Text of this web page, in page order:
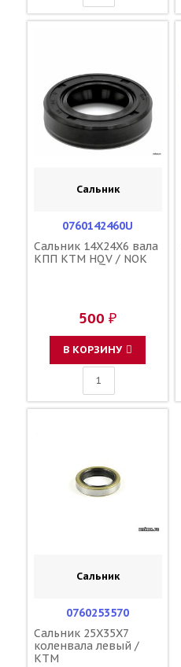
Сальник
0760142460U
Сальник 14X24X6 вала
КПП KTM HQV / NOK
500 ₽
В КОРЗИНУ
Сальник
0760253570
Сальник 25X35X7
коленвала левый /
KTM